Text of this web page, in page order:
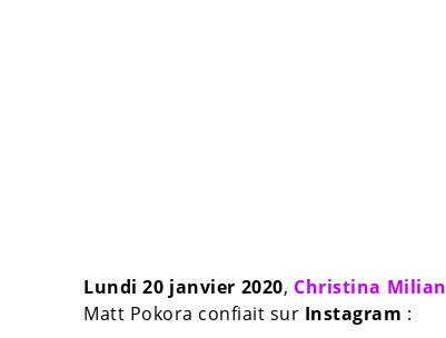
Lundi 20 janvier 2020, Christina Milian
Matt Pokora confiait sur Instagram :